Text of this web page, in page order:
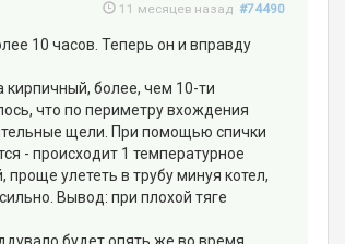
11 месяцев назад #74490
10 часов. Теперь он и вправду
кирпичный, более, чем 10-ти
что по периметру вхождения
щели. При помощью спички
- происходит 1 температурное
улететь в трубу минуя котел,
Вывод: при плохой тяге